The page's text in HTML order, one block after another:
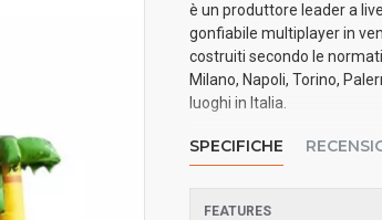
è un produttore leader a
gonfiabile multiplayer in
costruiti secondo le
Milano, Napoli, Torino,
luoghi in Italia.
SPECIFICHE
FEATURES